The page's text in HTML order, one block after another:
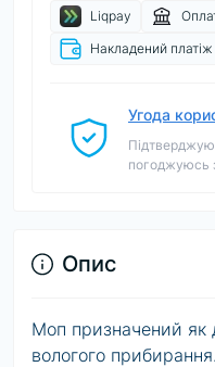
Liqpay
Накладений платіж
Угода
погоджуюсь
Опис
Mоп призначений як
вологого